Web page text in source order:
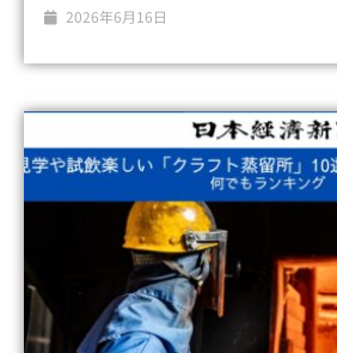
2026年6月16日